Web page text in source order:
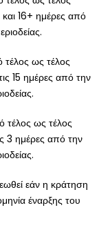
16+ ημέρες από
τέλος ως τέλος
15 ημέρες από την
τέλος ως τέλος
3 ημέρες από την
εάν η κράτηση
έναρξης του